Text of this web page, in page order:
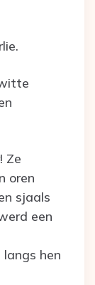
Ze
oren
sjaals
een
hen